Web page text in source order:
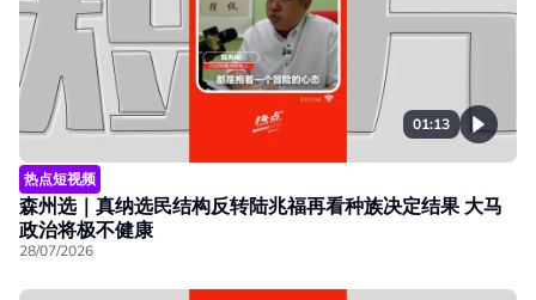
01:13
热点短视频
森州选｜真纳选民结构反转陆兆福再看种族决定结果 大马
政治将极不健康
28/07/2026